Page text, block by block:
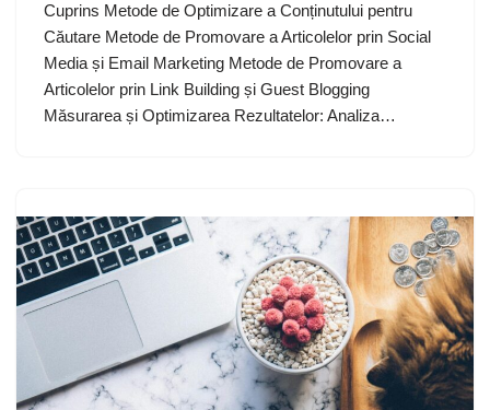
Cuprins Metode de Optimizare a Conținutului pentru
Căutare Metode de Promovare a Articolelor prin Social
Media și Email Marketing Metode de Promovare a
Articolelor prin Link Building și Guest Blogging
Măsurarea și Optimizarea Rezultatelor: Analiza…